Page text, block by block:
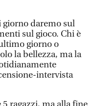
giorno daremo sul
sul gioco. Chi è
giorno o
la bellezza, ma la
intervista